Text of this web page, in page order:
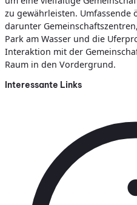
zu gewährleisten. Umfassende
darunter
Park am Wasser und die
Interaktion mit der
Raum in den Vordergrund.
Interessante Links